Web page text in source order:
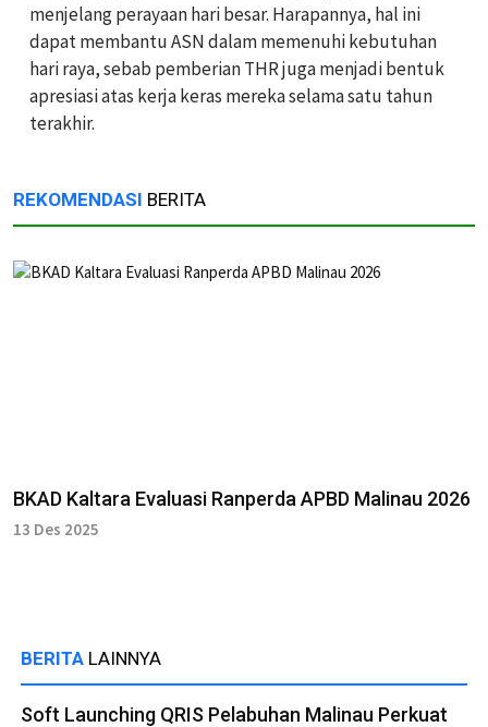
menjelang perayaan hari besar. Harapannya, hal ini
dapat membantu ASN dalam memenuhi kebutuhan
hari raya, sebab pemberian THR juga menjadi bentuk
apresiasi atas kerja keras mereka selama satu tahun
terakhir.
REKOMENDASI BERITA
BKAD Kaltara Evaluasi Ranperda APBD Malinau 2026
13 Des 2025
BERITA LAINNYA
Soft Launching QRIS Pelabuhan Malinau Perkuat